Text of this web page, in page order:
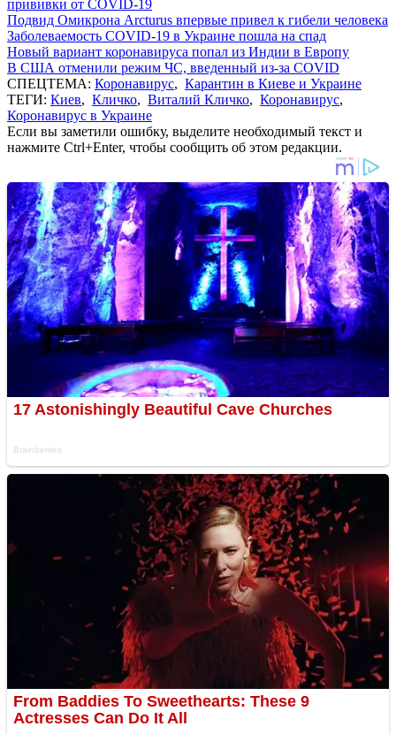
прививки от COVID-19
Подвид Омикрона Arcturus впервые привел к гибели человека
Заболеваемость COVID-19 в Украине пошла на спад
Новый вариант коронавируса попал из Индии в Европу
В США отменили режим ЧС, введенный из-за COVID
СПЕЦТЕМА: Коронавирус, Карантин в Киеве и Украине
ТЕГИ: Киев, Кличко, Виталий Кличко, Коронавирус,
Коронавирус в Украине
Если вы заметили ошибку, выделите необходимый текст и
нажмите Ctrl+Enter, чтобы сообщить об этом редакции.